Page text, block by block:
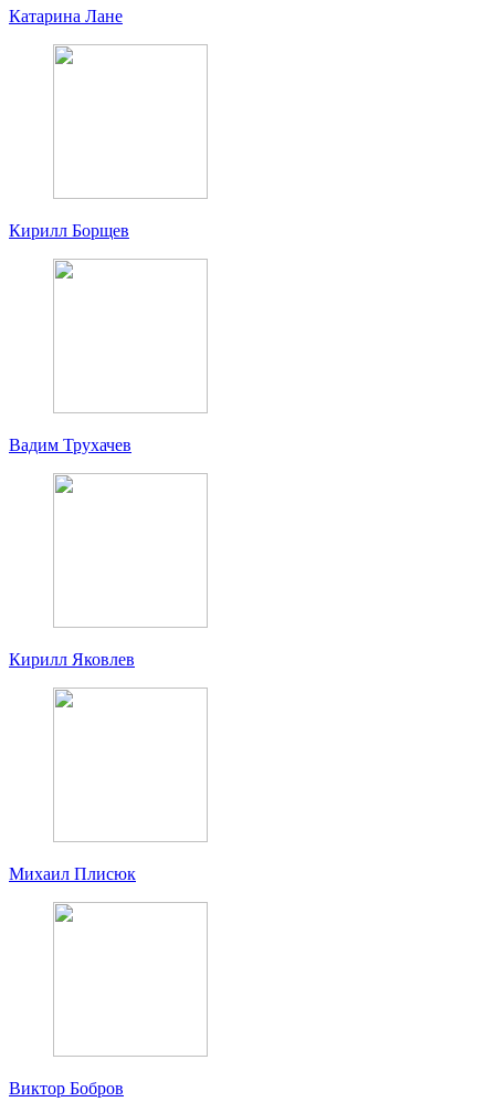
Катарина Лане
Кирилл Борщев
Вадим Трухачев
Кирилл Яковлев
Михаил Плисюк
Виктор Бобров